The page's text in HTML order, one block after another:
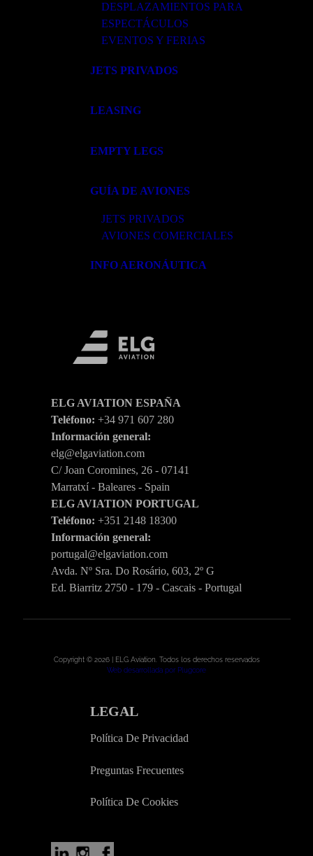
DESPLAZAMIENTOS PARA
ESPECTÁCULOS
EVENTOS Y FERIAS
JETS PRIVADOS
LEASING
EMPTY LEGS
GUÍA DE AVIONES
JETS PRIVADOS
AVIONES COMERCIALES
INFO AERONÁUTICA
ELG AVIATION ESPAÑA
Teléfono: +34 971 607 280
Información general:
elg@elgaviation.com
C/ Joan Coromines, 26 - 07141
Marratxí - Baleares - Spain
ELG AVIATION PORTUGAL
Teléfono: +351 2148 18300
Información general:
portugal@elgaviation.com
Avda. Nº Sra. Do Rosário, 603, 2º G
Ed. Biarritz 2750 - 179 - Cascais - Portugal
Copyright © 2026 | ELG Aviation. Todos los derechos reservados
Web desarrollada por Plugcore
LEGAL
Política De Privacidad
Preguntas Frecuentes
Política De Cookies